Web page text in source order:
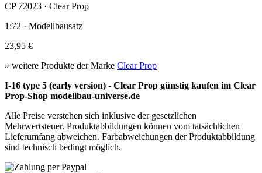
CP 72023 · Clear Prop
1:72 · Modellbausatz
23,95 €
» weitere Produkte der Marke Clear Prop
I-16 type 5 (early version) - Clear Prop günstig kaufen im Clear
Prop-Shop modellbau-universe.de
Alle Preise verstehen sich inklusive der gesetzlichen
Mehrwertsteuer. Produktabbildungen können vom tatsächlichen
Lieferumfang abweichen. Farbabweichungen der Produktabbildung
sind technisch bedingt möglich.